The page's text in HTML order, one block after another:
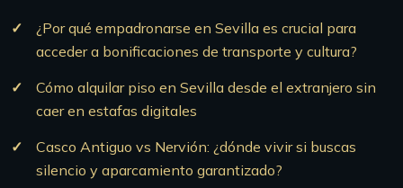
¿Por qué empadronarse en Sevilla es crucial para
acceder a bonificaciones de transporte y cultura?
Cómo alquilar piso en Sevilla desde el extranjero sin
caer en estafas digitales
Casco Antiguo vs Nervión: ¿dónde vivir si buscas
silencio y aparcamiento garantizado?